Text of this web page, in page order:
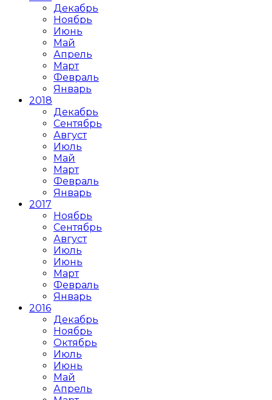
Декабрь
Ноябрь
Июнь
Май
Апрель
Март
Февраль
Январь
2018
Декабрь
Сентябрь
Август
Июль
Май
Март
Февраль
Январь
2017
Ноябрь
Сентябрь
Август
Июль
Июнь
Март
Февраль
Январь
2016
Декабрь
Ноябрь
Октябрь
Июль
Июнь
Май
Апрель